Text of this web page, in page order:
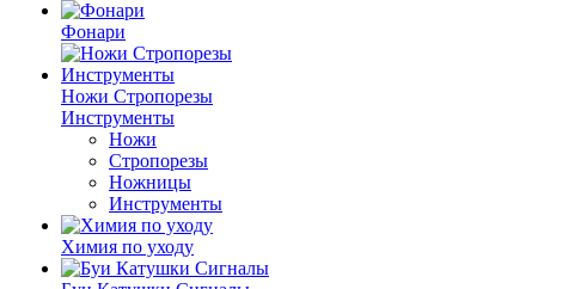
Фонари
Ножи Стропорезы
Инструменты
Ножи
Стропорезы
Ножницы
Инструменты
Химия по уходу